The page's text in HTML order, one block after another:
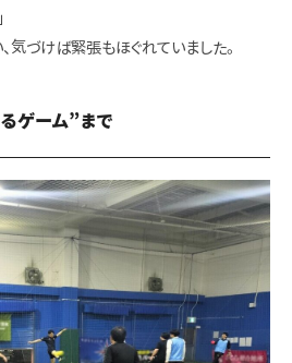
気づけば緊張もほぐれていました。
ゲーム”まで